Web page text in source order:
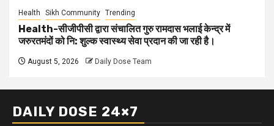
Health Sikh Community Trending
Health-सीजीपीसी द्वारा संचालित गुरु रामदास भलाई केन्द्र में
जरुरतमंदों को नि: शुल्क स्वास्थ्य सेवा प्रदान की जा रही है।
August 5, 2026 Daily Dose Team
DAILY DOSE 24×7